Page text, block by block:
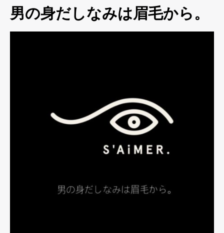
男の身だしなみは眉毛から。